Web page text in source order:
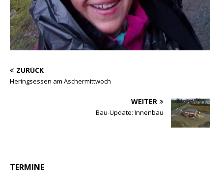
ZURÜCK
Heringsessen am Aschermittwoch
WEITER
Bau-Update: Innenbau
TERMINE